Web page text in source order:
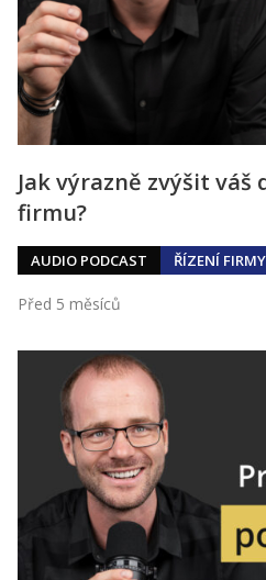
Jak výrazně zvýšit váš
firmu?
AUDIO PODCAST ŘÍZENÍ FIRMY
Před 5 měsíců